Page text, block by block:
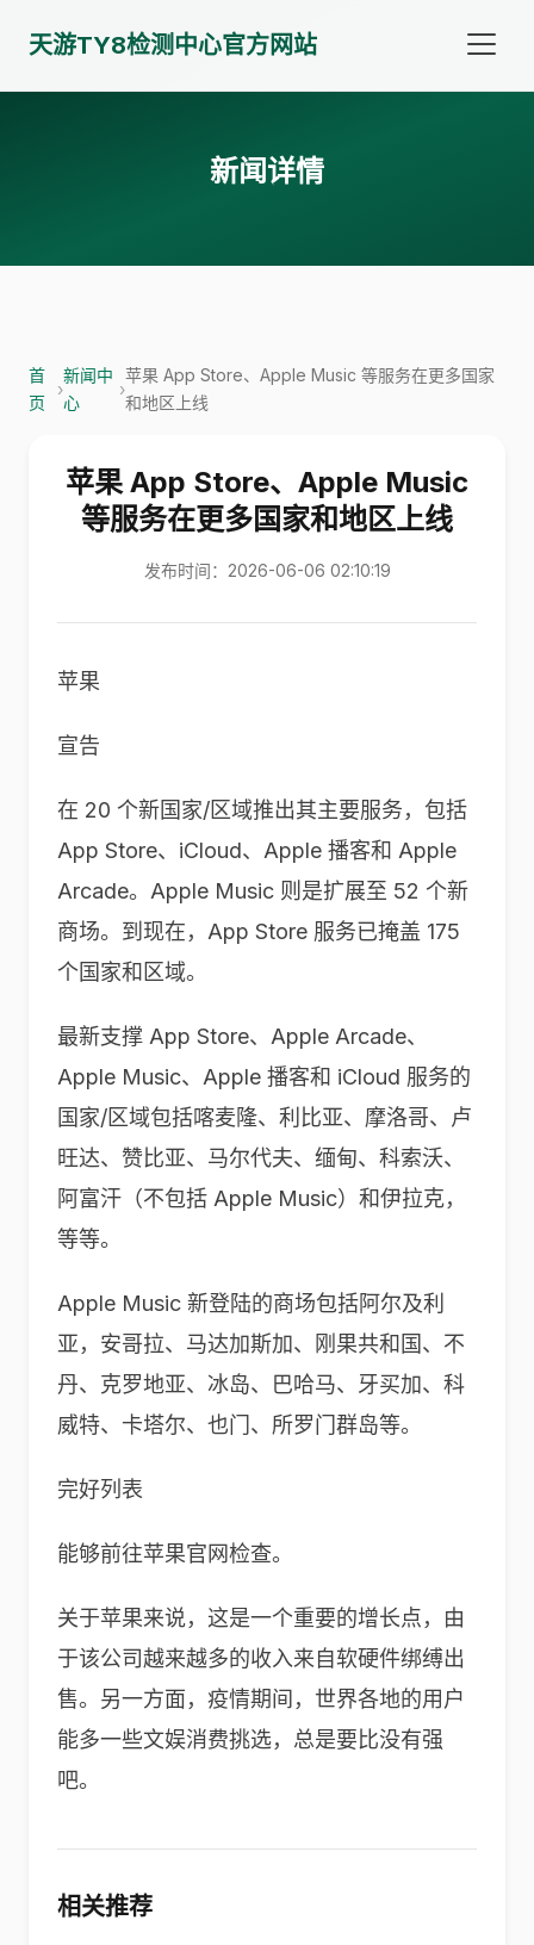
天游TY8检测中心官方网站
新闻详情
首
页
›
新闻中
心
›
苹果 App Store、Apple Music 等服务在更多国家
和地区上线
苹果 App Store、Apple Music
等服务在更多国家和地区上线
发布时间：2026-06-06 02:10:19
苹果
宣告
在 20 个新国家/区域推出其主要服务，包括
App Store、iCloud、Apple 播客和 Apple
Arcade。Apple Music 则是扩展至 52 个新
商场。到现在，App Store 服务已掩盖 175
个国家和区域。
最新支撑 App Store、Apple Arcade、
Apple Music、Apple 播客和 iCloud 服务的
国家/区域包括喀麦隆、利比亚、摩洛哥、卢
旺达、赞比亚、马尔代夫、缅甸、科索沃、
阿富汗（不包括 Apple Music）和伊拉克，
等等。
Apple Music 新登陆的商场包括阿尔及利
亚，安哥拉、马达加斯加、刚果共和国、不
丹、克罗地亚、冰岛、巴哈马、牙买加、科
威特、卡塔尔、也门、所罗门群岛等。
完好列表
能够前往苹果官网检查。
关于苹果来说，这是一个重要的增长点，由
于该公司越来越多的收入来自软硬件绑缚出
售。另一方面，疫情期间，世界各地的用户
能多一些文娱消费挑选，总是要比没有强
吧。
相关推荐